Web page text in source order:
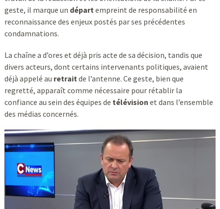
geste, il marque un départempreint de responsabilité en
reconnaissance des enjeux postés par ses précédentes
condamnations.
La chaîne a d’ores et déjà pris acte de sa décision, tandis que
divers acteurs, dont certains intervenants politiques, avaient
déjà appelé au retraitde l’antenne. Ce geste, bien que
regretté, apparaît comme nécessaire pour rétablir la
confiance au sein des équipes de télévision et dans l’ensemble
des médias concernés.